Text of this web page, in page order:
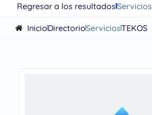
Regresar a los resultadosServicios
InicioDirectorioServiciosTEKOS